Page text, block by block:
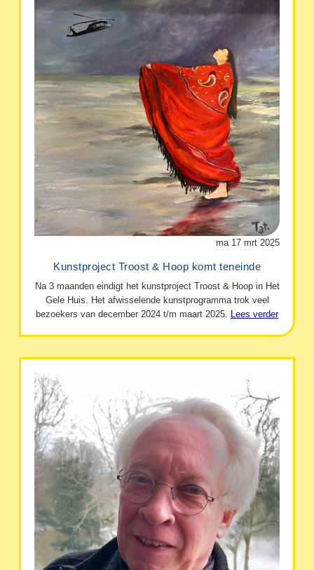
ma 17 mrt 2025
Kunstproject Troost & Hoop komt teneinde
Na 3 maanden eindigt het kunstproject Troost & Hoop in Het
Gele Huis. Het afwisselende kunstprogramma trok veel
bezoekers van december 2024 t/m maart 2025. Lees verder